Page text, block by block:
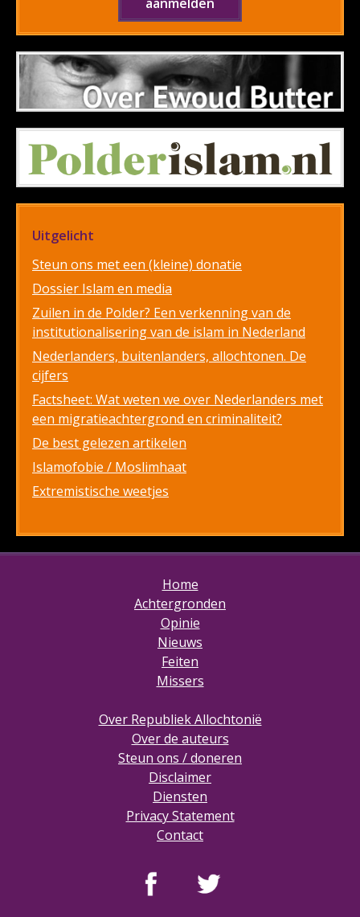
Uitgelicht
Steun ons met een (kleine) donatie
Dossier Islam en media
Zuilen in de Polder? Een verkenning van de
institutionalisering van de islam in Nederland
Nederlanders, buitenlanders, allochtonen. De
cijfers
Factsheet: Wat weten we over Nederlanders met
een migratieachtergrond en criminaliteit?
De best gelezen artikelen
Islamofobie / Moslimhaat
Extremistische weetjes
Home
Achtergronden
Opinie
Nieuws
Feiten
Missers
Over Republiek Allochtonië
Over de auteurs
Steun ons / doneren
Disclaimer
Diensten
Privacy Statement
Contact